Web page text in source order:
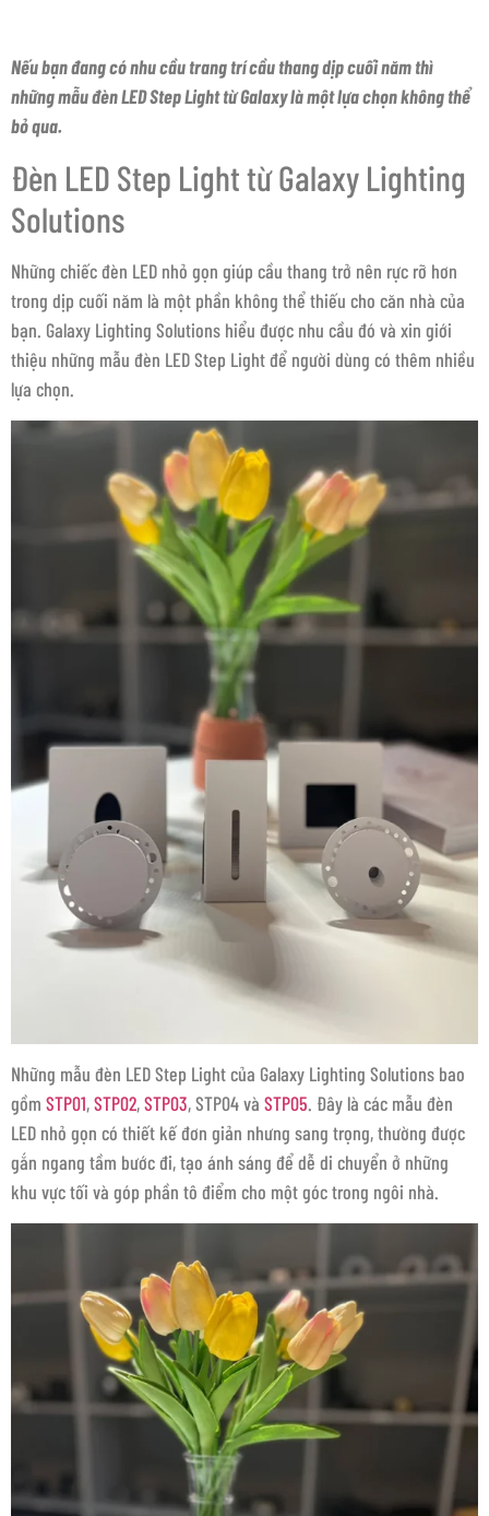
Nếu bạn đang có nhu cầu trang trí cầu thang dịp cuối năm thì
những mẫu đèn LED Step Light từ Galaxy là một lựa chọn không thể
bỏ qua.
Đèn LED Step Light từ Galaxy Lighting
Solutions
Những chiếc đèn LED nhỏ gọn giúp cầu thang trở nên rực rỡ hơn
trong dịp cuối năm là một phần không thể thiếu cho căn nhà của
bạn. Galaxy Lighting Solutions hiểu được nhu cầu đó và xin giới
thiệu những mẫu đèn LED Step Light để người dùng có thêm nhiều
lựa chọn.
Những mẫu đèn LED Step Light của Galaxy Lighting Solutions bao
gồm STP01,STP02,STP03, STP04 và STP05. Đây là các mẫu đèn
LED nhỏ gọn có thiết kế đơn giản nhưng sang trọng, thường được
gắn ngang tầm bước đi, tạo ánh sáng để dễ di chuyển ở những
khu vực tối và góp phần tô điểm cho một góc trong ngôi nhà.